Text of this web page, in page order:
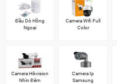
Đầu Dò Hồng
Ngoại
Camera Wifi Full
Color
Camera Hikvision
Nhìn Đêm
Camera Ip
Samsung